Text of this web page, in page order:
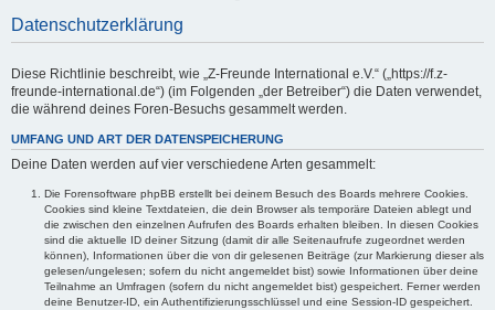
Datenschutzerklärung
Diese Richtlinie beschreibt, wie „Z-Freunde International e.V.“ („https://f.z-
freunde-international.de“) (im Folgenden „der Betreiber“) die Daten verwendet,
die während deines Foren-Besuchs gesammelt werden.
UMFANG UND ART DER DATENSPEICHERUNG
Deine Daten werden auf vier verschiedene Arten gesammelt:
Die Forensoftware phpBB erstellt bei deinem Besuch des Boards mehrere Cookies.
Cookies sind kleine Textdateien, die dein Browser als temporäre Dateien ablegt und
die zwischen den einzelnen Aufrufen des Boards erhalten bleiben. In diesen Cookies
sind die aktuelle ID deiner Sitzung (damit dir alle Seitenaufrufe zugeordnet werden
können), Informationen über die von dir gelesenen Beiträge (zur Markierung dieser als
gelesen/ungelesen; sofern du nicht angemeldet bist) sowie Informationen über deine
Teilnahme an Umfragen (sofern du nicht angemeldet bist) gespeichert. Ferner werden
deine Benutzer-ID, ein Authentifizierungsschlüssel und eine Session-ID gespeichert.